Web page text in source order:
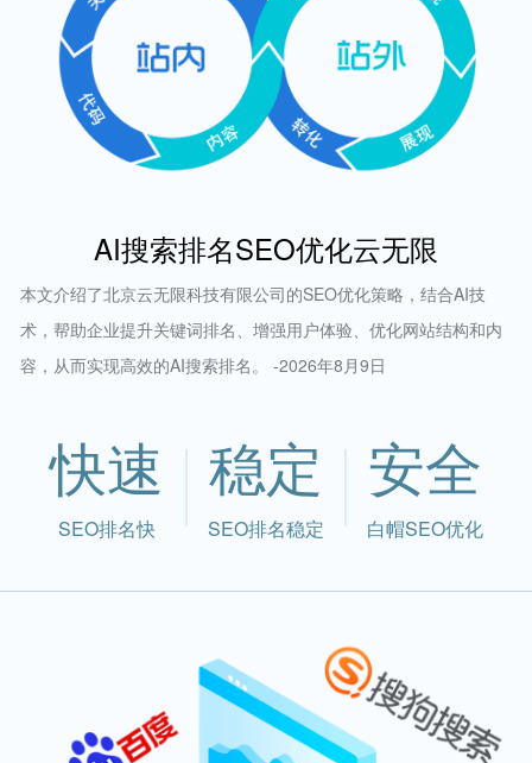
AI搜索排名SEO优化云无限
本文介绍了北京云无限科技有限公司的SEO优化策略，结合AI技
术，帮助企业提升关键词排名、增强用户体验、优化网站结构和内
容，从而实现高效的AI搜索排名。 -2026年8月9日
快速
SEO排名快
稳定
SEO排名稳定
安全
白帽SEO优化